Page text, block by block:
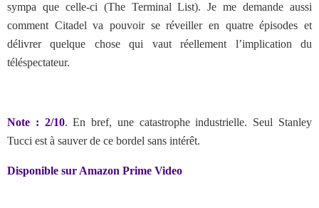
sympa que celle-ci (The Terminal List). Je me demande aussi
comment Citadel va pouvoir se réveiller en quatre épisodes et
délivrer quelque chose qui vaut réellement l’implication du
téléspectateur.
Note : 2/10. En bref, une catastrophe industrielle. Seul Stanley
Tucci est à sauver de ce bordel sans intérêt.
Disponible sur Amazon Prime Video